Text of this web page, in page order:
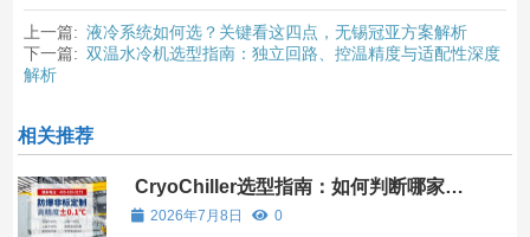
上一篇: 液冷系统如何选？关键看这四点，无锡冠亚方案解析
下一篇: 双温水冷机选型指南：独立回路、控温精度与适配性深度
解析
相关推荐
CryoChiller选型指南：如何判断哪家产
品更可靠？
2026年7月8日
0